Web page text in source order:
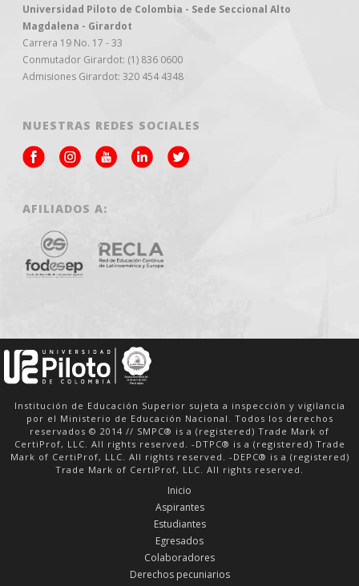
Universidad Piloto de Colombia - Sede Seccional Alto
Magdalena - Girardot
Carrera 19 No. 17 - 33
Conmutador Girardot: (1) 836 0600
Admisiones Girardot: 320 454 4348
NUESTRAS REDES SOCIALES
AFILIADOS A:
Institución de Educación Superior sujeta a inspección y vigilancia
por el Ministerio de Educación Nacional. Todos los derechos
reservados © 2014 // SMPC® is a (registered) Trade Mark of
CertiProf, LLC. All rights reserved. -DTPC® is a (registered) Trade
Mark of CertiProf, LLC. All rights reserved. -DEPC® is a (registered)
Trade Mark of CertiProf, LLC. All rights reserved.
Inicio
Aspirantes
Estudiantes
Egresados
Colaboradores
Derechos pecuniarios